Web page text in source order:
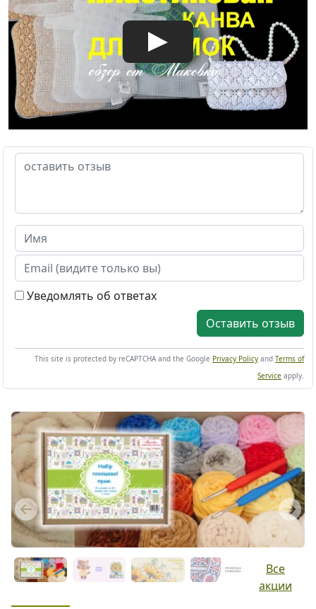
Уведомлять об ответах
Оставить отзыв
This site is protected by reCAPTCHA and the Google Privacy Policy and Terms of
Service apply.
Previous Next
Все
акции